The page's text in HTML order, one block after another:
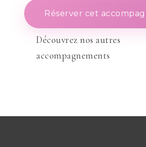
Réserver cet
Découvrez nos autres
accompagnements